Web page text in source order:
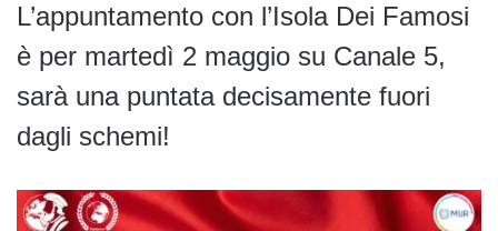
L’appuntamento con l’Isola Dei Famosi
è per martedì 2 maggio su Canale 5,
sarà una puntata decisamente fuori
dagli schemi!